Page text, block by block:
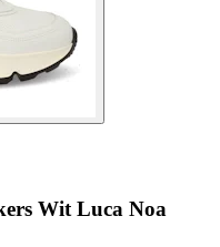
Wit Luca Noa